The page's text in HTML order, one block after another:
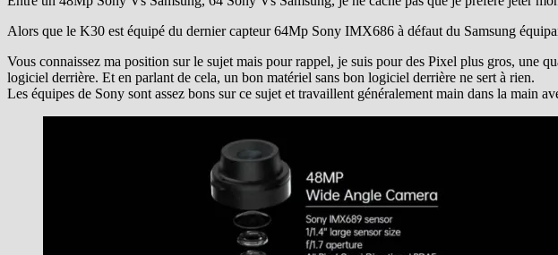
Alors que le K30 est équipé du dernier capteur 64Mp Sony IMX686 à défaut du Samsung
Vous connaissez ma position sur le sujet mais pour rappel, je suis pour des Pixel plus gros, une
logiciel derrière. Et en parlant de cela, un bon matériel sans bon logiciel derrière ne sert à rien.
Les équipes de Sony sont assez bons sur ce sujet et travaillent généralement main dans la main